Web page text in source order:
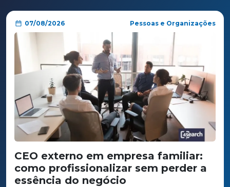
07/08/2026 Pessoas e Organizações
CEO externo em empresa familiar:
como profissionalizar sem perder a
essência do negócio